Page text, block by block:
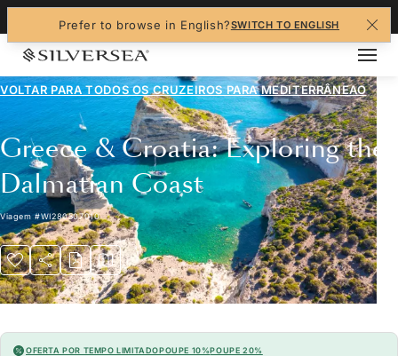
Prefer to browse in English?SWITCH TO ENGLISH
VOLTAR PARA TODOS OS CRUZEIROS PARAMEDITERRÂNEAO
Greece & Croatia: Exploring the
Dalmatian Coast
Viagem#WI280507010
OFERTA POR TEMPO LIMITADOPOUPE 10%POUPE 20%